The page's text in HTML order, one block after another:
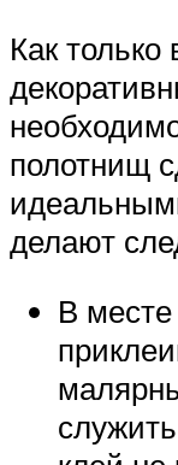
Как только
полотнищ
делают
В